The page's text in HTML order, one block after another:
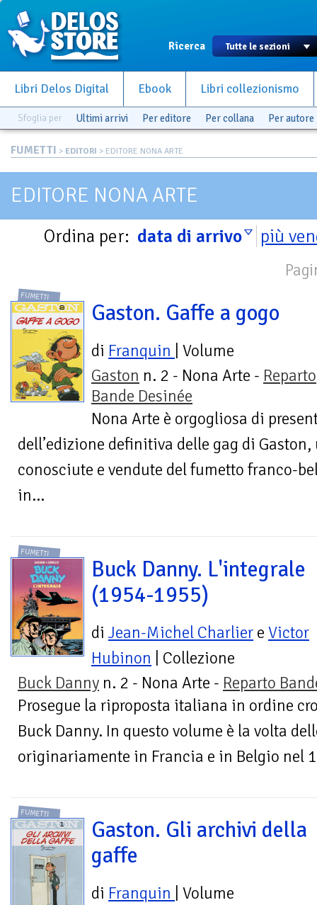
Ricerca
Libri Delos Digital Ebook Libri collezionismo
Sfoglia per Ultimi arrivi Per editore Per collana Per autore
FUMETTI > EDITORI > EDITORE NONA ARTE
EDITORE NONA ARTE
Ordina per: data di arrivo più
FUMETTI
Gaston. Gaffe a gogo
di Franquin
| Volume
Gaston n. 2 - Nona Arte - Reparto
Bande Desinée
Nona Arte è orgogliosa di
dell’edizione definitiva delle gag di
conosciute e vendute del fumetto franco-
in...
FUMETTI
Buck Danny. L'integrale
(1954-1955)
di Jean-Michel Charlier e Victor
Hubinon | Collezione
Buck Danny n. 2 - Nona Arte - Reparto
Prosegue la riproposta italiana in ordine
Buck Danny. In questo volume è la volta
originariamente in Francia e in Belgio nel
FUMETTI
Gaston. Gli archivi della
gaffe
di Franquin
| Volume